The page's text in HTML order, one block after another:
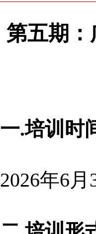
第五期
一.培训时
2026年6